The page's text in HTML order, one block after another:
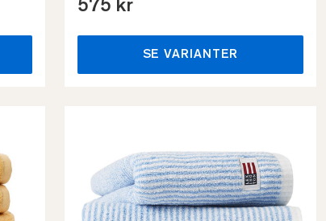
575 kr
SE VARIANTER